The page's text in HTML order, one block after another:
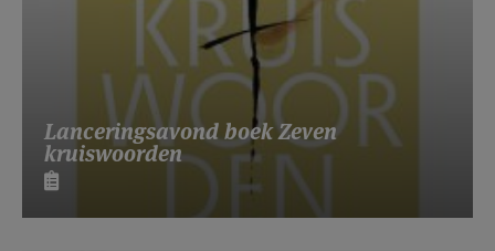
Lanceringsavond boek Zeven
kruiswoorden